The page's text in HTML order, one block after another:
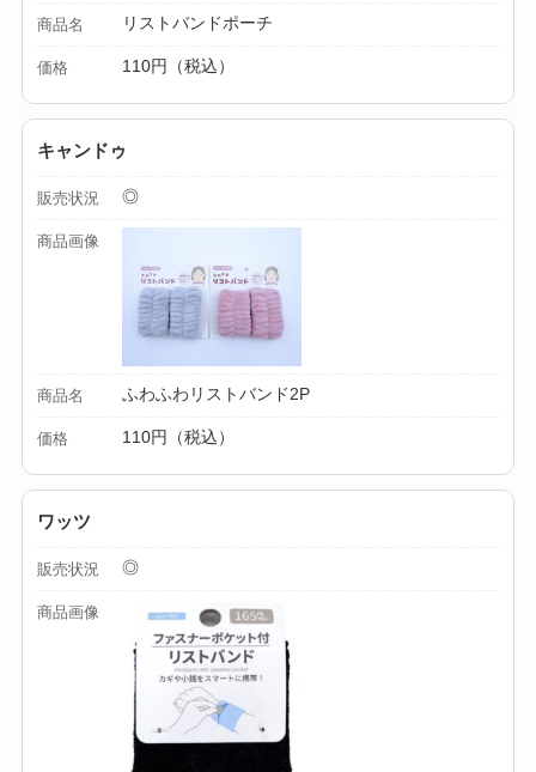
商品名 リストバンドポーチ
価格 110円（税込）
キャンドゥ
販売状況 ◎
商品画像
商品名 ふわふわリストバンド2P
価格 110円（税込）
ワッツ
販売状況 ◎
商品画像